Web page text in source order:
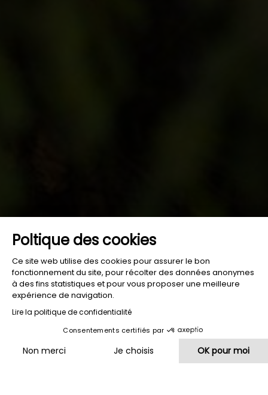
UFER
DIE
TERRASSEN
HOTEL
SEE
Poltique des cookies
Ce site web utilise des cookies pour assurer le bon
fonctionnement du site, pour récolter des données anonymes
à des fins statistiques et pour vous proposer une meilleure
expérience de navigation.
Lire la politique de confidentialité
Consentements certifiés par
Non merci Je choisis OK pour moi